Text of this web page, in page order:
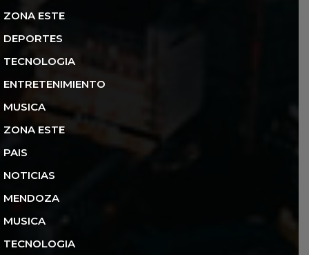
ZONA ESTE
DEPORTES
TECNOLOGIA
ENTRETENIMIENTO
MUSICA
ZONA ESTE
PAIS
NOTICIAS
MENDOZA
MUSICA
TECNOLOGIA